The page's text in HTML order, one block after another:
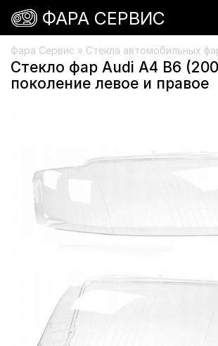
Фара Сервис » Стекла автомобильных
Стекло фар Audi A4 B6
поколение левое и правое
ФАРА СЕРВИС